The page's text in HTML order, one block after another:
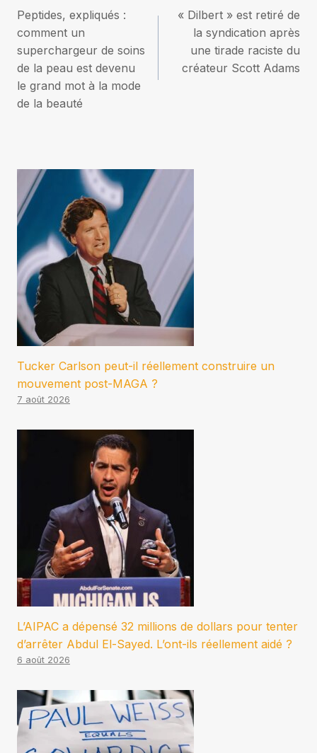
de
l’article
Peptides, expliqués :
comment un
superchargeur de soins
de la peau est devenu
le grand mot à la mode
de la beauté
« Dilbert » est retiré de
la syndication après
une tirade raciste du
créateur Scott Adams
Tucker Carlson peut-il réellement construire un
mouvement post-MAGA ?
7 août 2026
L’AIPAC a dépensé 32 millions de dollars pour tenter
d’arrêter Abdul El-Sayed. L’ont-ils réellement aidé ?
6 août 2026